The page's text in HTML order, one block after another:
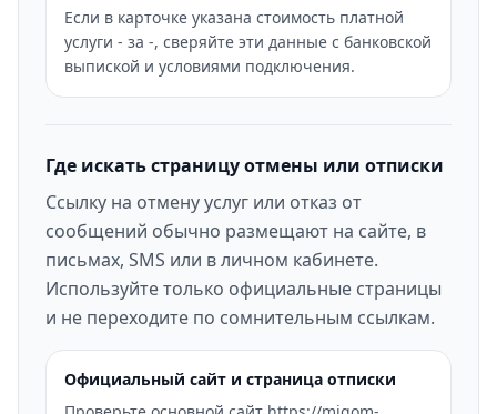
Если в карточке указана стоимость платной
услуги - за -, сверяйте эти данные с банковской
выпиской и условиями подключения.
Где искать страницу отмены или отписки
Ссылку на отмену услуг или отказ от
сообщений обычно размещают на сайте, в
письмах, SMS или в личном кабинете.
Используйте только официальные страницы
и не переходите по сомнительным ссылкам.
Официальный сайт и страница отписки